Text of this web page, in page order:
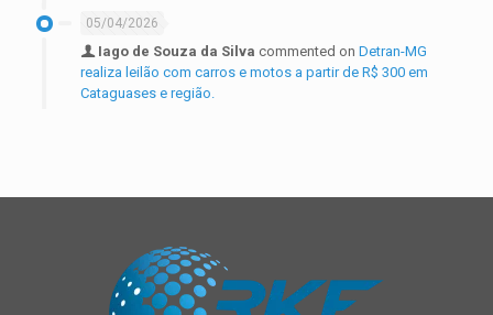
05/04/2026
Iago de Souza da Silva commented on Detran-MG
realiza leilão com carros e motos a partir de R$ 300 em
Cataguases e região.